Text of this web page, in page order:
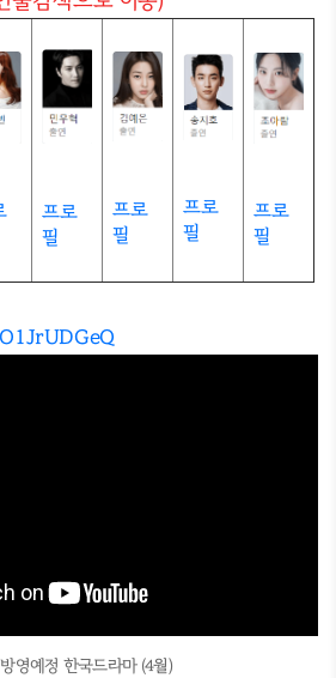
프로
필
프로
필
프로
필
프로
필
영예정 한국드라마 (4월)